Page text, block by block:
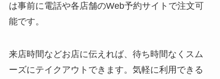
は事前に電話や各店舗のWeb予約サイトで注文可
能です。
来店時間などお店に伝えれば、待ち時間なくスム
ーズにテイクアウトできます。気軽に利用できる